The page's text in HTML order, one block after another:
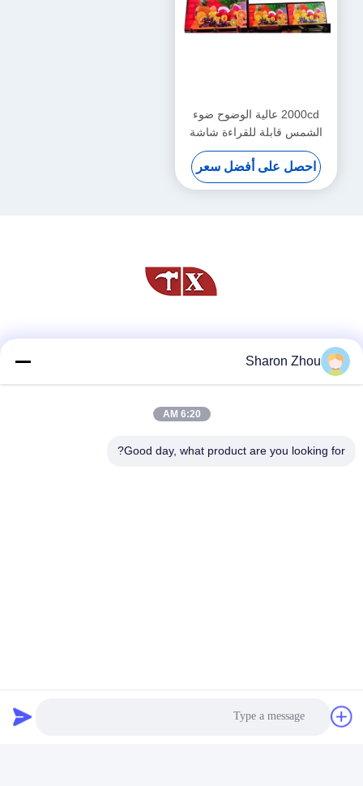
2000cd عالية الوضوح ضوء
الشمس قابلة للقراءة شاشة
LCD TFT لوحة 1600x1200
21.3 بوصة
احصل على أفضل سعر
اتصال سريع
الهاتف
Display Equipment Co., Ltd. جميع الحقوق محفوظة
Sharon Zhou
6:20 AM
Good day, what product are you looking for?